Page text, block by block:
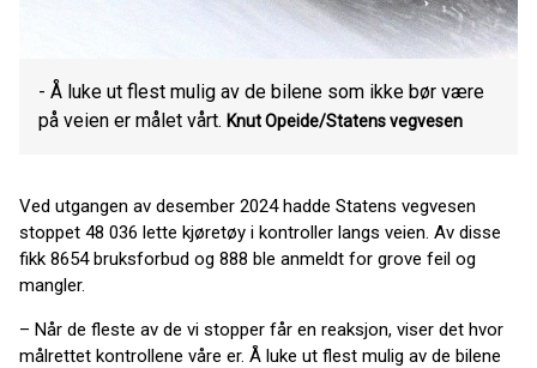
- Å luke ut flest mulig av de bilene som ikke bør være
på veien er målet vårt. Knut Opeide/Statens vegvesen
Ved utgangen av desember 2024 hadde Statens vegvesen
stoppet 48 036 lette kjøretøy i kontroller langs veien. Av disse
fikk 8654 bruksforbud og 888 ble anmeldt for grove feil og
mangler.
– Når de fleste av de vi stopper får en reaksjon, viser det hvor
målrettet kontrollene våre er. Å luke ut flest mulig av de bilene